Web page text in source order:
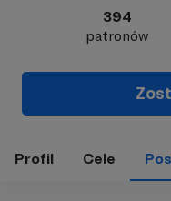
394
patronów
Profil Cele